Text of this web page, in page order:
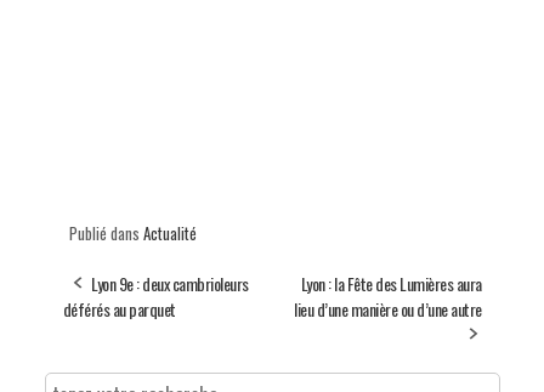
Publié dans Actualité
Lyon 9e : deux cambrioleurs
déférés au parquet
Lyon : la Fête des Lumières aura
lieu d’une manière ou d’une autre